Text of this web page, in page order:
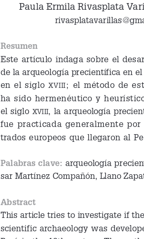
Resumen
Este artículo indaga sobre el
de la arqueología precientífica en el
en el siglo XVIII ; el método de
ha sido hermenéutico y
el siglo XVIII , la arqueología
fue practicada generalmente por
trados europeos que llegaron al
Palabras clave: arqueología
sar Martínez Compañón, Llano
Paula Ermila Rivasplata
Abstract
This article tries to investigate if the
scientific archaeology was